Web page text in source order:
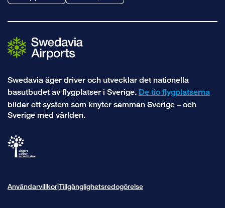
Swedavia äger driver och utvecklar det nationella
basutbudet av flygplatser i Sverige. De tio flygplatserna
bildar ett system som knyter samman Sverige – och
Sverige med världen.
Användarvillkor|Tillgänglighetsredogörelse